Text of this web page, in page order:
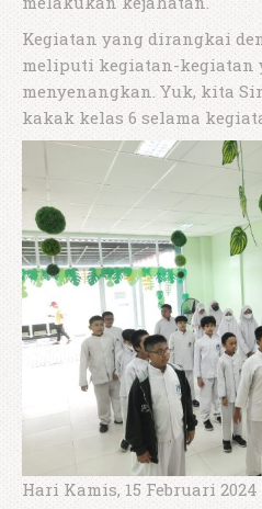
Kegiatan yang dirangkai
meliputi kegiatan-kegiatan
menyenangkan. Yuk, kita
kakak kelas 6 selama
Hari Kamis, 15 Februari